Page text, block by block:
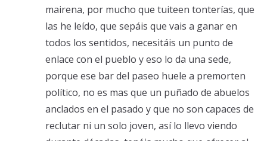
mairena, por mucho que tuiteen tonterías, que
las he leído, que sepáis que vais a ganar en
todos los sentidos, necesitáis un punto de
enlace con el pueblo y eso lo da una sede,
porque ese bar del paseo huele a premorten
político, no es mas que un puñado de abuelos
anclados en el pasado y que no son capaces de
reclutar ni un solo joven, así lo llevo viendo